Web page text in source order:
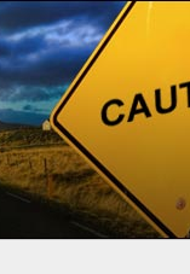
платформы